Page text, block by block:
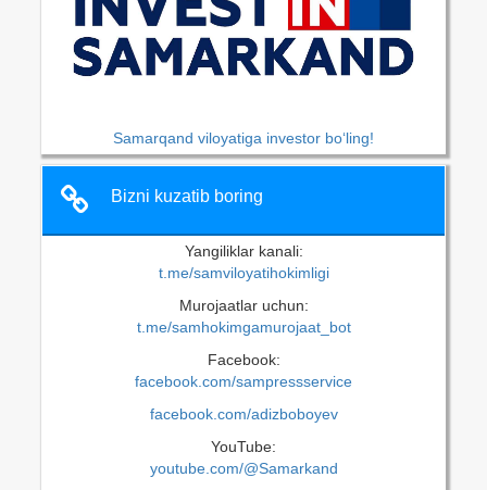
Samarqand viloyatiga investor bo‘ling!
Bizni kuzatib boring
Yangiliklar kanali:
t.me/samviloyatihokimligi
Murojaatlar uchun:
t.me/samhokimgamurojaat_bot
Facebook:
facebook.com/sampressservice
facebook.com/adizboboyev
YouTube:
youtube.com/@Samarkand